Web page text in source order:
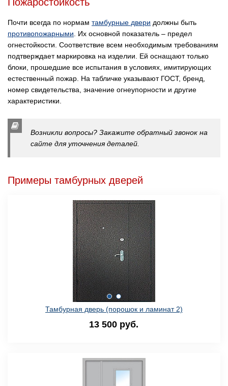
Почти всегда по нормам тамбурные двери должны быть
противопожарными . Их основной показатель – предел
огнестойкости. Соответствие всем необходимым требованиям
подтверждает маркировка на изделии. Ей оснащают только
блоки, прошедшие все испытания в условиях, имитирующих
естественный пожар. На табличке указывают ГОСТ, бренд,
номер свидетельства, значение огнеупорности и другие
характеристики.
Возникли вопросы? Закажите обратный звонок на
сайте для уточнения деталей.
Примеры тамбурных дверей
Тамбурная дверь (порошок и ламинат 2)
13 500 руб.